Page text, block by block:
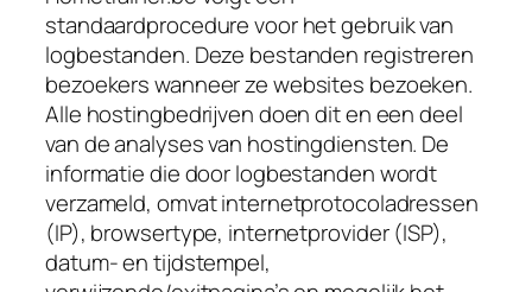
standaardprocedure voor het gebruik van
logbestanden. Deze bestanden registreren
bezoekers wanneer ze websites bezoeken.
Alle hostingbedrijven doen dit en een deel
van de analyses van hostingdiensten. De
informatie die door logbestanden wordt
verzameld, omvat internetprotocoladressen
(IP), browsertype, internetprovider (ISP),
datum- en tijdstempel,